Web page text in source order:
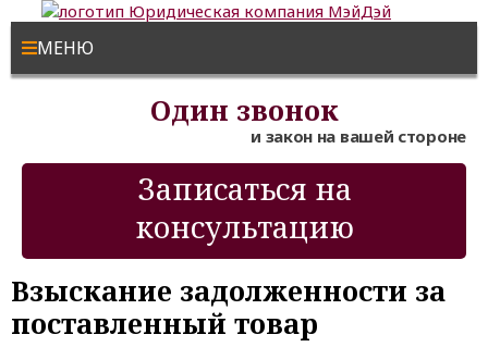
МЕНЮ
Один звонок
и закон на вашей стороне
Записаться на
консультацию
Взыскание задолженности за
поставленный товар